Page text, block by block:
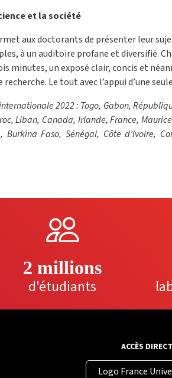
et la société
aux doctorants de présenter leur
à un auditoire profane et diversifié.
minutes, un exposé clair, concis et
Le tout avec l’appui d’une
2022 : Togo, Gabon,
Liban, Canada, Irlande, France,
Burkina Faso, Sénégal, Côte d’Ivoire,
2 millions
d'étudiants
ACCÈS DIRECT
Logo France